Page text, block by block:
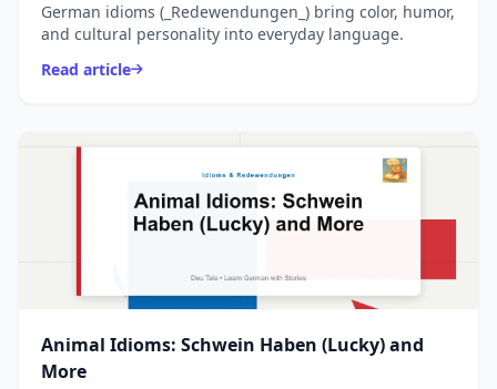
German idioms (_Redewendungen_) bring color, humor,
and cultural personality into everyday language.
Read article
Animal Idioms: Schwein Haben (Lucky) and
More